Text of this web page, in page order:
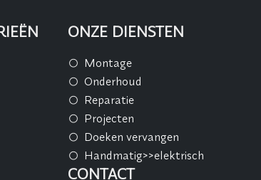
ONZE DIENSTEN
Montage
Onderhoud
Reparatie
Projecten
Doeken vervangen
Handmatig>>elektrisch
CONTACT